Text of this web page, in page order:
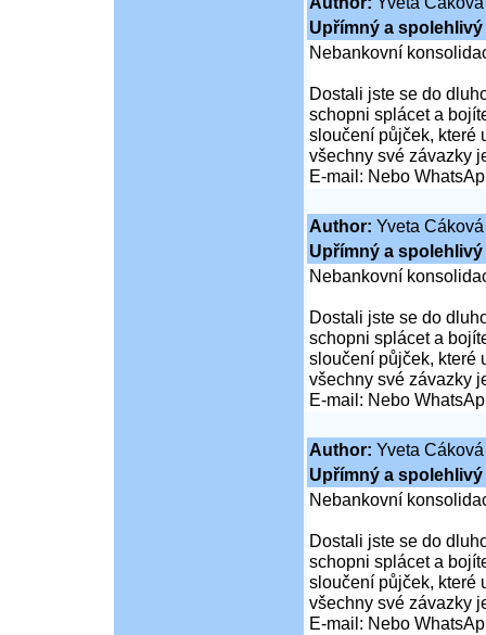
Upřímný a
Nebankovní
Dostali jste se do
schopni splácet a
sloučení půjček, které
všechny své závazky
E-mail: Nebo
Author: Yveta Cáková
Upřímný a
Nebankovní
Dostali jste se do
schopni splácet a
sloučení půjček, které
všechny své závazky
E-mail: Nebo
Author: Yveta Cáková
Upřímný a
Nebankovní
Dostali jste se do
schopni splácet a
sloučení půjček, které
všechny své závazky
E-mail: Nebo